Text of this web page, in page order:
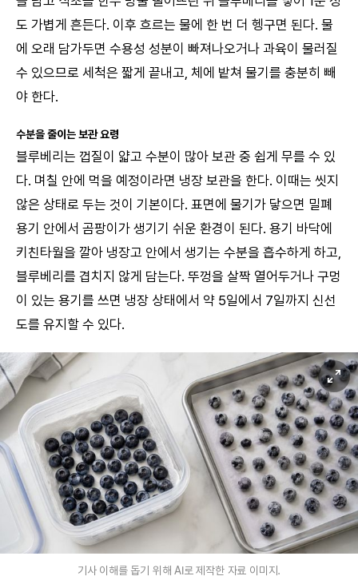
도 가볍게 흔든다. 이후 흐르는 물에 한 번 더 헹구면 된다. 물
에 오래 담가두면 수용성 성분이 빠져나오거나 과육이 물러질
수 있으므로 세척은 짧게 끝내고, 체에 밭쳐 물기를 충분히 빼
야 한다.
수분을 줄이는 보관 요령
블루베리는 껍질이 얇고 수분이 많아 보관 중 쉽게 무를 수 있
다. 며칠 안에 먹을 예정이라면 냉장 보관을 한다. 이때는 씻지
않은 상태로 두는 것이 기본이다. 표면에 물기가 닿으면 밀폐
용기 안에서 곰팡이가 생기기 쉬운 환경이 된다. 용기 바닥에
키친타월을 깔아 냉장고 안에서 생기는 수분을 흡수하게 하고,
블루베리를 겹치지 않게 담는다. 뚜껑을 살짝 열어두거나 구멍
이 있는 용기를 쓰면 냉장 상태에서 약 5일에서 7일까지 신선
도를 유지할 수 있다.
기사 이해를 돕기 위해 AI로 제작한 자료 이미지.